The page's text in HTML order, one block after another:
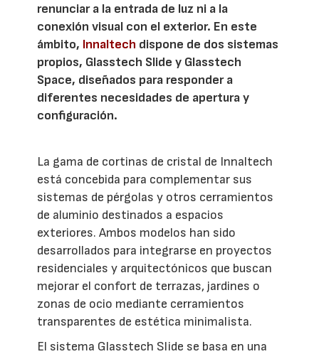
renunciar a la entrada de luz ni a la
conexión visual con el exterior. En este
ámbito, Innaltech dispone de dos sistemas
propios, Glasstech Slide y Glasstech
Space, diseñados para responder a
diferentes necesidades de apertura y
configuración.
La gama de cortinas de cristal de Innaltech
está concebida para complementar sus
sistemas de pérgolas y otros cerramientos
de aluminio destinados a espacios
exteriores. Ambos modelos han sido
desarrollados para integrarse en proyectos
residenciales y arquitectónicos que buscan
mejorar el confort de terrazas, jardines o
zonas de ocio mediante cerramientos
transparentes de estética minimalista.
El sistema Glasstech Slide se basa en una